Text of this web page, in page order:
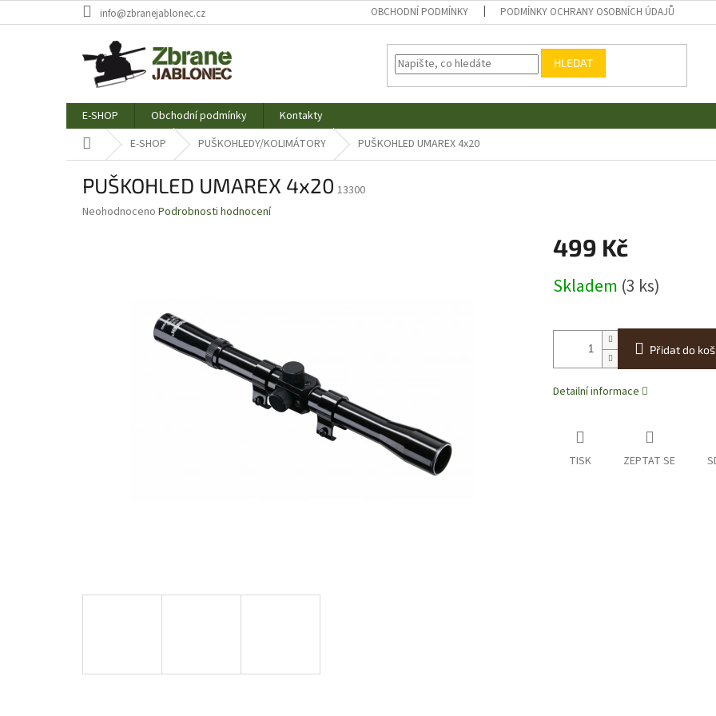
na
info@zbranejablonec.cz OBCHODNÍ PODMÍNKY PODMÍNKY OCHRANY OSOBNÍCH ÚDAJŮ
HLEDAT
E-SHOP Obchodní podmínky
Kontakty
Domů E-SHOP PUŠKOHLEDY/KOLIMÁTORY PUŠKOHLED UMAREX 4x20
PUŠKOHLED UMAREX 4x20 13300
Průměrné
Neohodnoceno Podrobnosti hodnocení
499 Kč
cena:
Skladem (3 ks)
Přidat do
Detailní informace
TISK ZEPTAT SE